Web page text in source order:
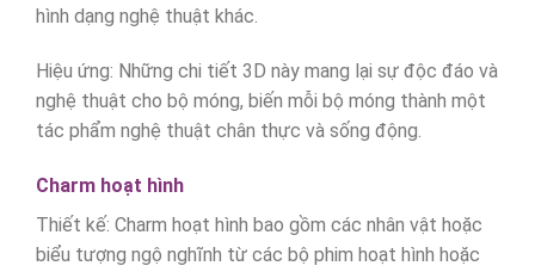
hình dạng nghệ thuật khác.
Hiệu ứng: Những chi tiết 3D này mang lại sự độc đáo và
nghệ thuật cho bộ móng, biến mỗi bộ móng thành một
tác phẩm nghệ thuật chân thực và sống động.
Charm hoạt hình
Thiết kế: Charm hoạt hình bao gồm các nhân vật hoặc
biểu tượng ngộ nghĩnh từ các bộ phim hoạt hình hoặc